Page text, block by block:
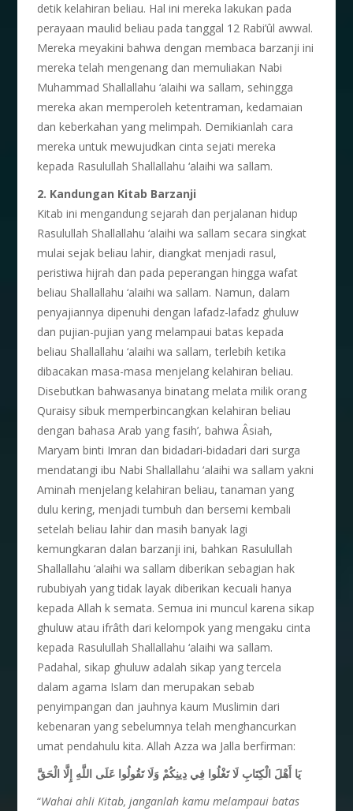
detik kelahiran beliau. Hal ini mereka lakukan pada
perayaan maulid beliau pada tanggal 12 Rabi’ûl awwal.
Mereka meyakini bahwa dengan membaca barzanji ini
mereka telah mengenang dan memuliakan Nabi
Muhammad Shallallahu ‘alaihi wa sallam, sehingga
mereka akan memperoleh ketentraman, kedamaian
dan keberkahan yang melimpah. Demikianlah cara
mereka untuk mewujudkan cinta sejati mereka
kepada Rasulullah Shallallahu ‘alaihi wa sallam.
2. Kandungan Kitab Barzanji
Kitab ini mengandung sejarah dan perjalanan hidup
Rasulullah Shallallahu ‘alaihi wa sallam secara singkat
mulai sejak beliau lahir, diangkat menjadi rasul,
peristiwa hijrah dan pada peperangan hingga wafat
beliau Shallallahu ‘alaihi wa sallam. Namun, dalam
penyajiannya dipenuhi dengan lafadz-lafadz ghuluw
dan pujian-pujian yang melampaui batas kepada
beliau Shallallahu ‘alaihi wa sallam, terlebih ketika
dibacakan masa-masa menjelang kelahiran beliau.
Disebutkan bahwasanya binatang melata milik orang
Quraisy sibuk memperbincangkan kelahiran beliau
dengan bahasa Arab yang fasih’, bahwa Âsiah,
Maryam binti Imran dan bidadari-bidadari dari surga
mendatangi ibu Nabi Shallallahu ‘alaihi wa sallam yakni
Aminah menjelang kelahiran beliau, tanaman yang
dulu kering, menjadi tumbuh dan bersemi kembali
setelah beliau lahir dan masih banyak lagi
kemungkaran dalan barzanji ini, bahkan Rasulullah
Shallallahu ‘alaihi wa sallam diberikan sebagian hak
rububiyah yang tidak layak diberikan kecuali hanya
kepada Allah k semata. Semua ini muncul karena sikap
ghuluw atau ifrâth dari kelompok yang mengaku cinta
kepada Rasulullah Shallallahu ‘alaihi wa sallam.
Padahal, sikap ghuluw adalah sikap yang tercela
dalam agama Islam dan merupakan sebab
penyimpangan dan jauhnya kaum Muslimin dari
kebenaran yang sebelumnya telah menghancurkan
umat pendahulu kita. Allah Azza wa Jalla berfirman:
يَا أَهْلَ الْكِتَابِ لَا تَغْلُوا فِي دِينِكُمْ وَلَا تَقُولُوا عَلَى اللَّهِ إِلَّا الْحَقَّ
“Wahai ahli Kitab, janganlah kamu melampaui batas